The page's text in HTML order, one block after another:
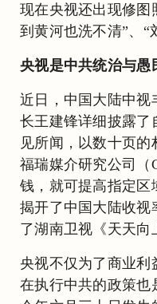
现在央视还出现修图
到黄河也洗不清”、“
央视是中共统治与愚
近日，中国大陆中视
长王建锋详细披露了
见所闻，以数十页
福瑞媒介研究公司（
钱，就可提高指定区
揭开了中国大陆收视
了湖南卫视《天天向
央视不仅为了商业利
在执行中共的政策也